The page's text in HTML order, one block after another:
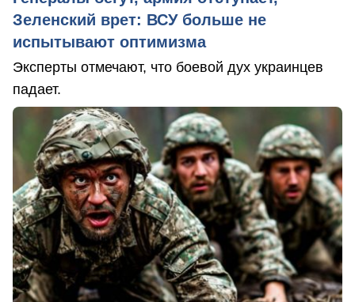
Зеленский врет: ВСУ больше не
испытывают оптимизма
Эксперты отмечают, что боевой дух украинцев
падает.